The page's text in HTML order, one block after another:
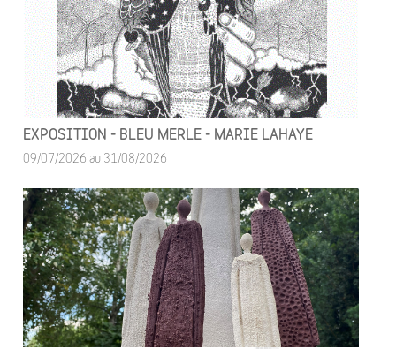
EXPOSITION - BLEU MERLE - MARIE LAHAYE
09/07/2026 au 31/08/2026